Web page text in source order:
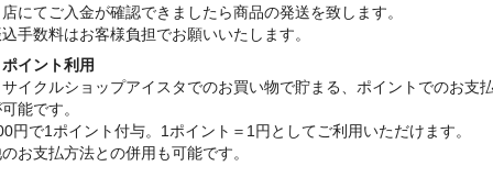
にてご入金が確認できましたら商品の発送を致します。
手数料はお客様負担でお願いいたします。
イント利用
イクルショップアイスタでのお買い物で貯まる、ポイントでのお支
能です。
円で1ポイント付与。1ポイント＝1円としてご利用いただけます。
お支払方法との併用も可能です。